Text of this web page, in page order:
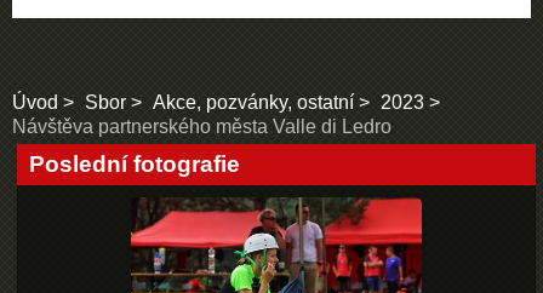
Úvod Sbor Akce, pozvánky, ostatní
2023
Návštěva partnerského města Valle di Ledro
Poslední fotografie